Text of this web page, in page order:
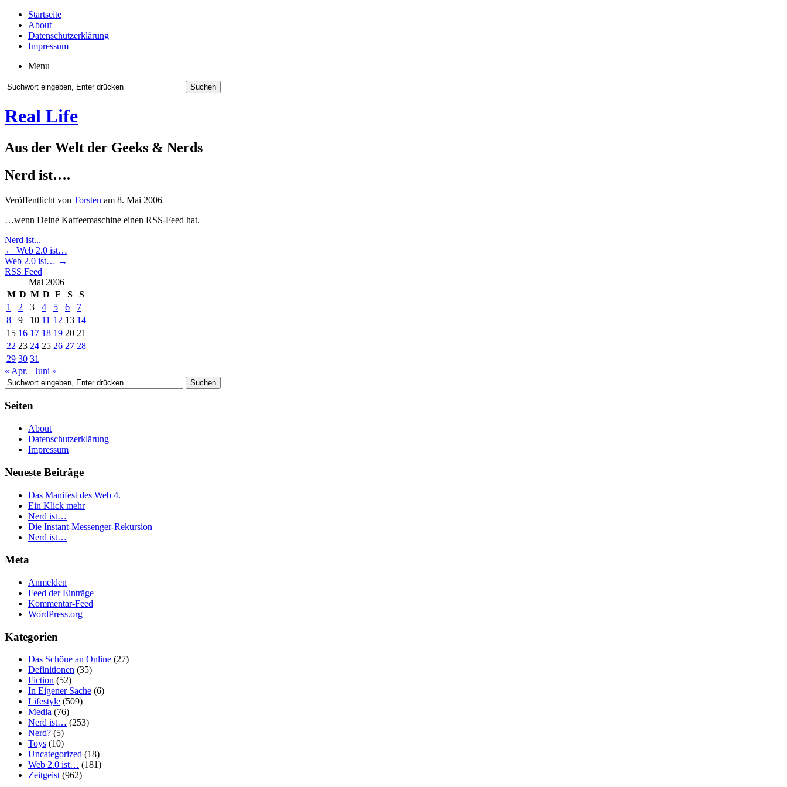
Startseite
About
Datenschutzerklärung
Impressum
Menu
Real Life
Aus der Welt der Geeks & Nerds
Nerd ist….
Veröffentlicht von Torsten am 8. Mai 2006
…wenn Deine Kaffeemaschine einen RSS-Feed hat.
Nerd ist...
← Web 2.0 ist…
Web 2.0 ist… →
RSS Feed
Mai 2006
M D M D F S
S
1
2 3 4 5 6
7
8
9 10 11 12 13 14
15 16 17 18 19 20 21
22 23 24 25 26 27 28
29 30 31
« Apr.
Juni »
Seiten
About
Datenschutzerklärung
Impressum
Neueste Beiträge
Das Manifest des Web 4.
Ein Klick mehr
Nerd ist…
Die Instant-Messenger-Rekursion
Nerd ist…
Meta
Anmelden
Feed der Einträge
Kommentar-Feed
WordPress.org
Kategorien
Das Schöne an Online (27)
Definitionen (35)
Fiction (52)
In Eigener Sache (6)
Lifestyle (509)
Media (76)
Nerd ist… (253)
Nerd? (5)
Toys (10)
Uncategorized (18)
Web 2.0 ist… (181)
Zeitgeist(962)